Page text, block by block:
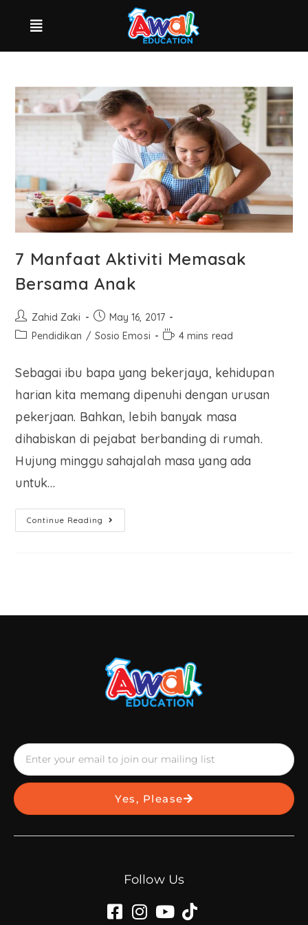
7 Manfaat Aktiviti Memasak
Bersama Anak
Zahid Zaki
May 16, 2017
Pendidikan / Sosio Emosi 4 mins read
Sebagai ibu bapa yang bekerjaya, kehidupan
harian kita memang dipenuhi dengan urusan
pekerjaan. Bahkan, lebih banyak masa
dihabiskan di pejabat berbanding di rumah.
Hujung minggu sahajalah masa yang ada
untuk…
Continue Reading
Yes, Please
Follow Us